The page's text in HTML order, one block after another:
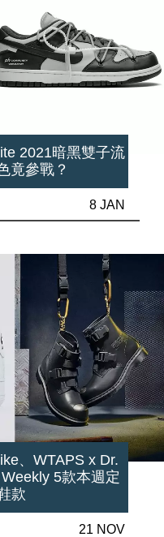
2021暗黑雙子流
竟參戰？
8 JAN
、WTAPS x Dr.
5款本週定
款
21 NOV